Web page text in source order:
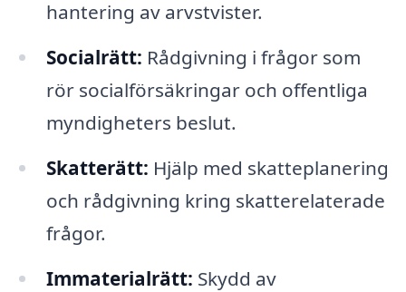
hantering av arvstvister.
Socialrätt: Rådgivning i frågor som
rör socialförsäkringar och offentliga
myndigheters beslut.
Skatterätt: Hjälp med skatteplanering
och rådgivning kring skatterelaterade
frågor.
Immaterialrätt: Skydd av